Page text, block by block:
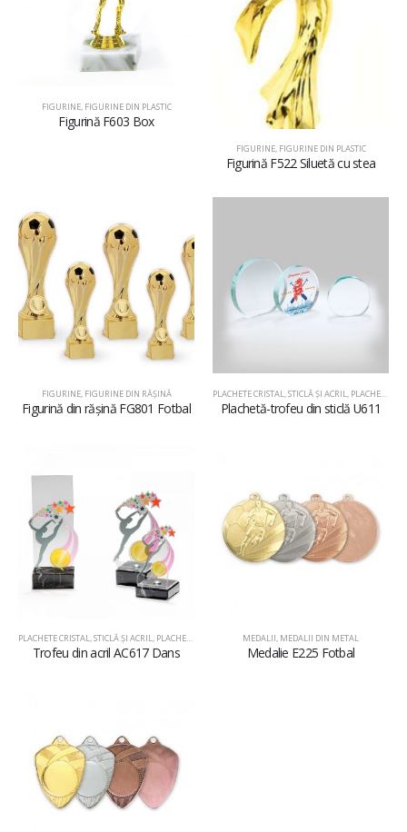
FIGURINE, FIGURINE DIN PLASTIC
Figurină F603 Box
FIGURINE, FIGURINE DIN PLASTIC
Figurină F522 Siluetă cu stea
FIGURINE, FIGURINE DIN RĂŞINĂ
Figurină din rășină FG801 Fotbal
PLACHETE CRISTAL, STICLĂ ŞI ACRIL, PLACHETE DIN STICLĂ
Plachetă-trofeu din sticlă U611
PLACHETE CRISTAL, STICLĂ ŞI ACRIL, PLACHETE DIN ACRIL
Trofeu din acril AC617 Dans
MEDALII, MEDALII DIN METAL
Medalie E225 Fotbal